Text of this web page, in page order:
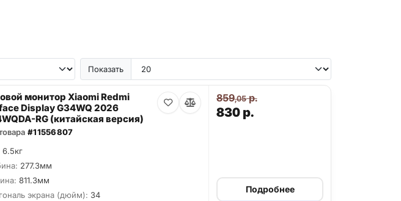
Показать
монитор Xiaomi Redmi
Display G34WQ 2026
RG (китайская версия)
#11556807
6.5кг
277.3мм
811.3мм
экрана (дюйм): 34
830р.
859,05р.
Подробнее